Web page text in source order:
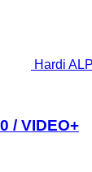
Hardi
/ VIDEO+